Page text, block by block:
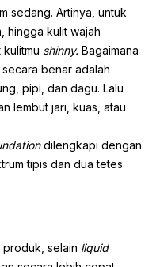
sedang. Artinya, untuk
hingga kulit wajah
shinny. Bagaimana
benar adalah
pipi, dan dagu. Lalu
lembut jari, kuas, atau
dilengkapi dengan
tipis dan dua tetes
selain liquid